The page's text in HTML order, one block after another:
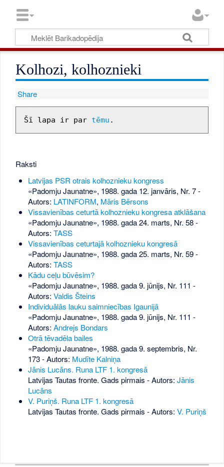
Kolhozi, kolhoznieki
Share
Šī lapa ir par tēmu
Raksti
Latvijas PSR otrais kolhoznieku kongress
«Padomju Jaunatne», 1988. gada 12. janvāris, Nr. 7-
Autors: LATINFORM, Māris Bērsons
Vissavienības ceturtā kolhoznieku kongresa atklāšana
«Padomju Jaunatne», 1988. gada 24. marts, Nr. 58-
Autors: TASS
Vissavienības ceturtajā kolhoznieku kongresā
«Padomju Jaunatne», 1988. gada 25. marts, Nr. 59-
Autors: TASS
Kādu ceļu būvēsim?
«Padomju Jaunatne», 1988. gada 9. jūnijs, Nr. 111 -
Autors: Valdis Šteins
Individuālās lauku saimniecības Igaunijā
«Padomju Jaunatne», 1988. gada 9. jūnijs, Nr. 111 -
Autors: Andrejs Bondars
Otrā tēvadēla bailes
«Padomju Jaunatne», 1988. gada 9. septembris, Nr.
173- Autors: Mudīte Kalniņa
Jānis Lucāns. Runa LTF 1. kongresā
Latvijas Tautas fronte. Gads pirmais - Autors: Jānis
Lucāns
V. Puriņš. Runa LTF 1. kongresā
Latvijas Tautas fronte. Gads pirmais - Autors: V. Puriņš